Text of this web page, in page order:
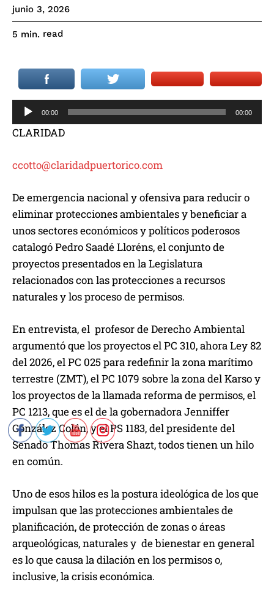
junio 3, 2026
5 min. read
e
p
o
d
c
t
o
r
a
d
i
o
00:00 00:00
CLARIDAD
ccotto@claridadpuertorico.com
De emergencia nacional y ofensiva para reducir o
eliminar protecciones ambientales y beneficiar a
unos sectores económicos y políticos poderosos
catalogó Pedro Saadé Lloréns, el conjunto de
proyectos presentados en la Legislatura
relacionados con las protecciones a recursos
naturales y los proceso de permisos.
En entrevista, el profesor de Derecho Ambiental
argumentó que los proyectos el PC 310, ahora Ley 82
del 2026, el PC 025 para redefinir la zona marítimo
terrestre (ZMT), el PC 1079 sobre la zona del Karso y
los proyectos de la llamada reforma de permisos, el
PC 1213, que es el de la gobernadora Jenniffer
González Colón, y el PS 1183, del presidente del
Senado Thomas Rivera Shazt, todos tienen un hilo
en común.
Uno de esos hilos es la postura ideológica de los que
impulsan que las protecciones ambientales de
planificación, de protección de zonas o áreas
arqueológicas, naturales y de bienestar en general
es lo que causa la dilación en los permisos o,
inclusive, la crisis económica.